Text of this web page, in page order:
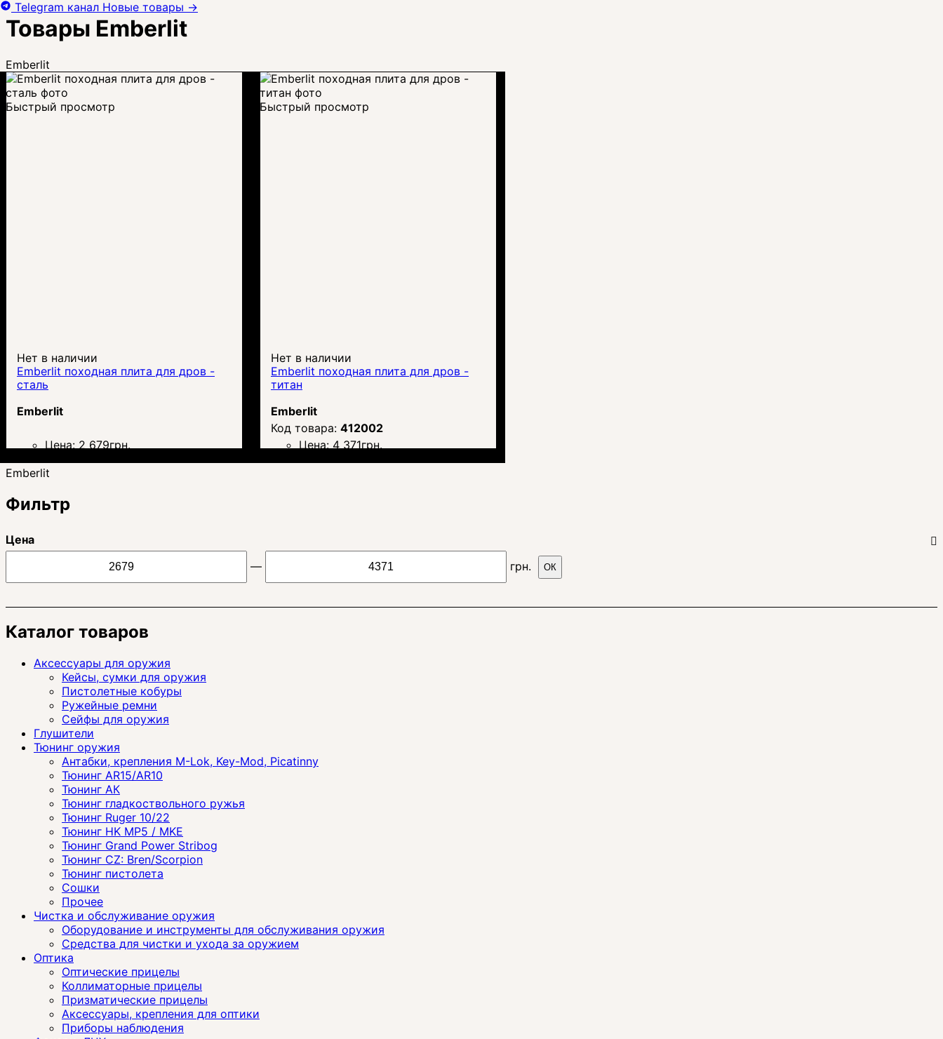
Товары Emberlit
Emberlit
Быстрый просмотр
Нет в наличии
Emberlit походная плита для дров -
сталь
Emberlit
Цена: 2 679грн.
Быстрый просмотр
Нет в наличии
Emberlit походная плита для дров -
титан
Emberlit
412002
Цена: 4 371грн.
Emberlit
Фильтр
Цена
—
грн. ОК
Каталог товаров
Аксессуары для оружия
Кейсы, сумки для оружия
Пистолетные кобуры
Ружейные ремни
Сейфы для оружия
Глушители
Тюнинг оружия
Антабки, крепления M-Lok, Key-Mod, Picatinny
Тюнинг AR15/AR10
Тюнинг АК
Тюнинг гладкоствольного ружья
Тюнинг Ruger 10/22
Тюнинг HK MP5 / MKE
Тюнинг Grand Power Stribog
Тюнинг CZ: Bren/Scorpion
Тюнинг пистолета
Сошки
Прочее
Чистка и обслуживание оружия
Оборудование и инструменты для обслуживания оружия
Средства для чистки и ухода за оружием
Оптика
Оптические прицелы
Коллиматорные прицелы
Призматические прицелы
Аксессуары, крепления для оптики
Приборы наблюдения
Telegram канал Новые товары →